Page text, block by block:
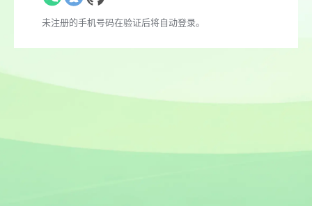
未注册的手机号码在验证后将自动登录。